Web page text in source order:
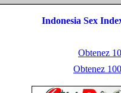
Indonesia Sex
Obtenez
Obtenez